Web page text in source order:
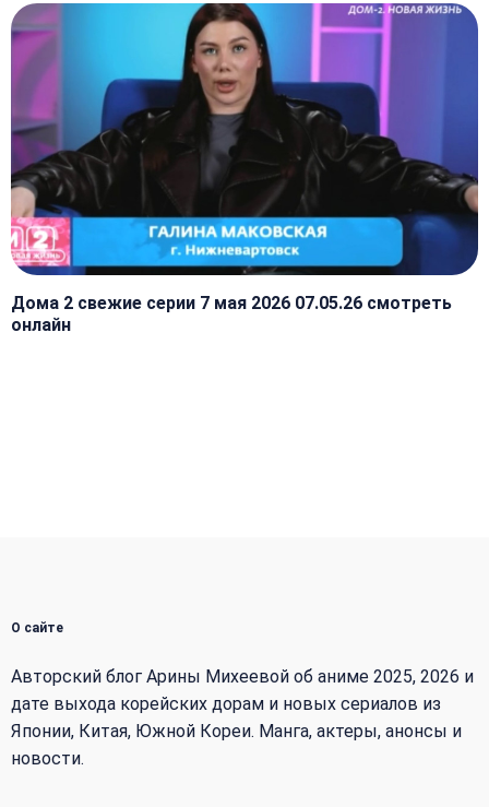
Дома 2 свежие серии 7 мая 2026 07.05.26 смотреть
онлайн
О сайте
Авторский блог Арины Михеевой об аниме 2025, 2026 и
дате выхода корейских дорам и новых сериалов из
Японии, Китая, Южной Кореи. Манга, актеры, анонсы и
новости.